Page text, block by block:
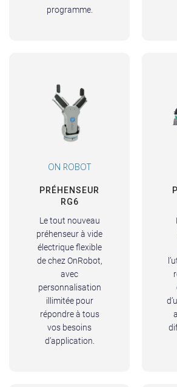
programme.
ON ROBOT
PRÉHENSEUR
RG6
Le tout nouveau
préhenseur à vide
électrique flexible
de chez OnRobot,
avec
personnalisation
illimitée pour
répondre à tous
vos besoins
d’application.